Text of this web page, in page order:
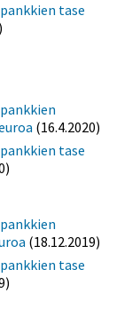
tase
(16.4.2020)
tase
(18.12.2019)
tase